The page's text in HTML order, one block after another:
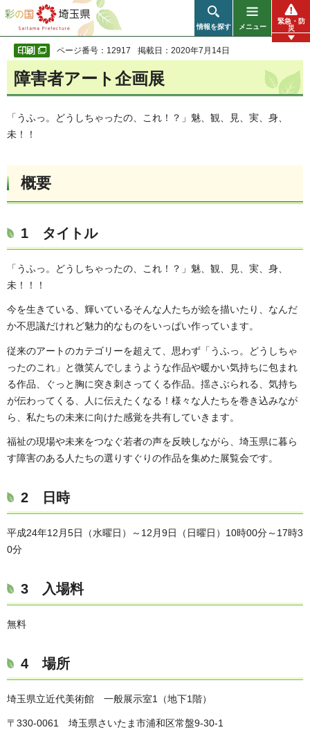
彩の国 埼玉県
情報を探す メニュー
緊急・防
災
ページ番号：12917 掲載日：2020年7月14日
障害者アート企画展
「うふっ。どうしちゃったの、これ！？」魅、観、見、実、身、
未！！
概要
1 タイトル
「うふっ。どうしちゃったの、これ！？」魅、観、見、実、身、
未！！！
今を生きている、輝いているそんな人たちが絵を描いたり、なんだ
か不思議だけれど魅力的なものをいっぱい作っています。
従来のアートのカテゴリーを超えて、思わず「うふっ。どうしちゃ
ったのこれ」と微笑んでしまうような作品や暖かい気持ちに包まれ
る作品、ぐっと胸に突き刺さってくる作品。揺さぶられる、気持ち
が伝わってくる、人に伝えたくなる！様々な人たちを巻き込みなが
ら、私たちの未来に向けた感覚を共有していきます。
福祉の現場や未来をつなぐ若者の声を反映しながら、埼玉県に暮ら
す障害のある人たちの選りすぐりの作品を集めた展覧会です。
2 日時
平成24年12月5日（水曜日）～12月9日（日曜日）10時00分～17時3
0分
3 入場料
無料
4 場所
埼玉県立近代美術館 一般展示室1（地下1階）
〒330-0061 埼玉県さいたま市浦和区常盤9-30-1